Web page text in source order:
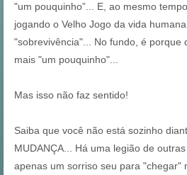
"um pouquinho”... E, ao mesmo
jogando o Velho Jogo da vida
"sobrevivência"... No fundo, é porque
mais "um pouquinho"...
Mas isso não faz sentido!
Saiba que você não está sozinho
MUDANÇA... Há uma legião de
apenas um sorriso seu para "chegar"